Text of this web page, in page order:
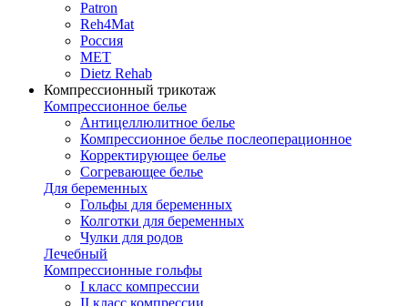
Patron
Reh4Mat
Россия
МЕТ
Dietz Rehab
Компрессионный трикотаж
Компрессионное белье
Антицеллюлитное белье
Компрессионное белье послеоперационное
Корректирующее белье
Согревающее белье
Для беременных
Гольфы для беременных
Колготки для беременных
Чулки для родов
Лечебный
Компрессионные гольфы
I класс компрессии
II класс компрессии